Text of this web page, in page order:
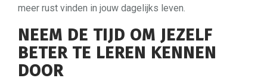
meer rust vinden in jouw dagelijks leven.
NEEM DE TIJD OM JEZELF
BETER TE LEREN KENNEN
DOOR